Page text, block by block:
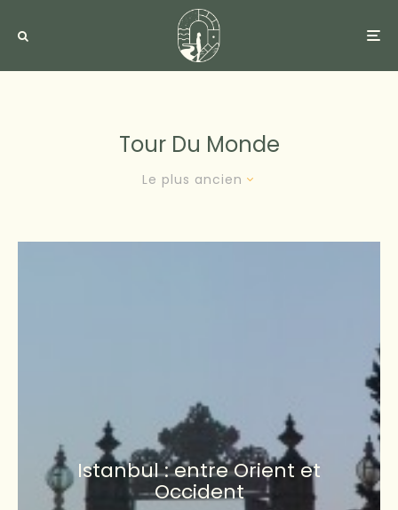
Tour Du Monde
Le plus ancien
Istanbul : entre Orient et
Occident